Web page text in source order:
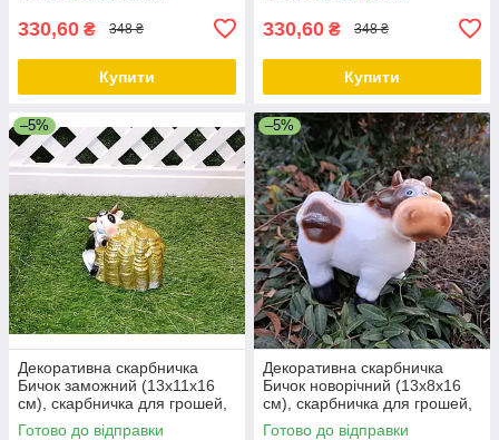
330,60 ₴ 348 ₴
Купити
330,60 ₴ 348 ₴
Купити
–5%
Декоративна скарбничка
Бичок заможний (13х11х16
см), скарбничка для грошей,
скарбничка у вигляді бичка
Готово до відправки
–5%
Декоративна скарбничка
Бичок новорічний (13х8х16
см), скарбничка для грошей,
скарбничка у вигляді бичка
Готово до відправки